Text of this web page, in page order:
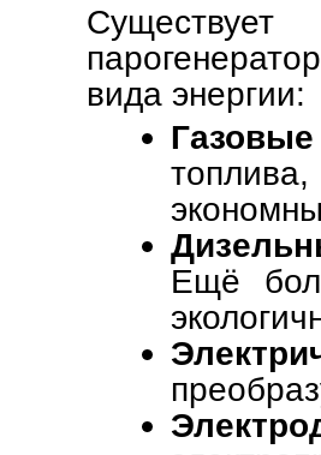
вида энергии:
Газовые
Ещё